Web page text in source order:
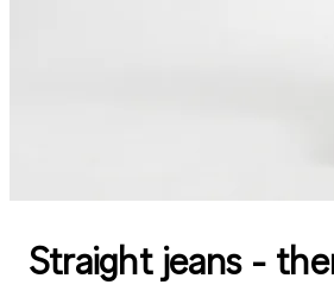
Straight jeans -